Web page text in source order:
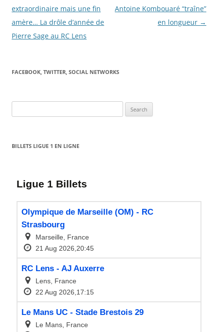
navigation
extraordinaire mais une fin
amère… La drôle d’année de
Pierre Sage au RC Lens
Antoine Kombouaré “traîne”
en longueur →
FACEBOOK, TWITTER, SOCIAL NETWORKS
for:
BILLETS LIGUE 1 EN LIGNE